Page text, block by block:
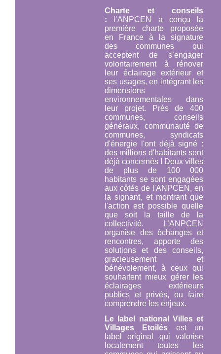
Charte et conseils
: l’ANPCEN a conçu la
première charte proposée
en France à la signature
des communes qui
acceptent de s’engager
volontairement à rénover
leur éclairage extérieur et
ses usages, en intégrant les
dimensions
environnementales dans
leur projet. Près de 400
communes, conseils
généraux, communauté de
communes, syndicats
d'énergie l'ont déjà signé :
des millions d'habitants sont
déjà concernés ! Deux villes
de plus de 100 000
habitants se sont engagées
aux côtés de l'ANPCEN, en
la signant, et montrant que
l'action est possible quelle
que soit la taille de la
collectivité. L’ANPCEN
organise des échanges et
rencontres, apporte des
solutions et des conseils,
gracieusement et
bénévolement, à ceux qui
souhaitent mieux gérer les
éclairages extérieurs
publics et privés, ou faire
comprendre les enjeux.
Le label national Villes et
Villages Etoilés est un
label original qui valorise
localement toutes les